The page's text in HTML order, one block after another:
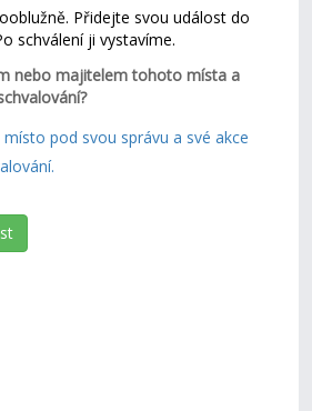
Přidejte svou událost do
schválení ji vystavíme.
nebo majitelem tohoto místa a
pod svou správu a své akce